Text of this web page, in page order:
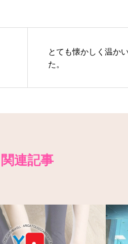
とても懐かしく温か
た。
関連記事